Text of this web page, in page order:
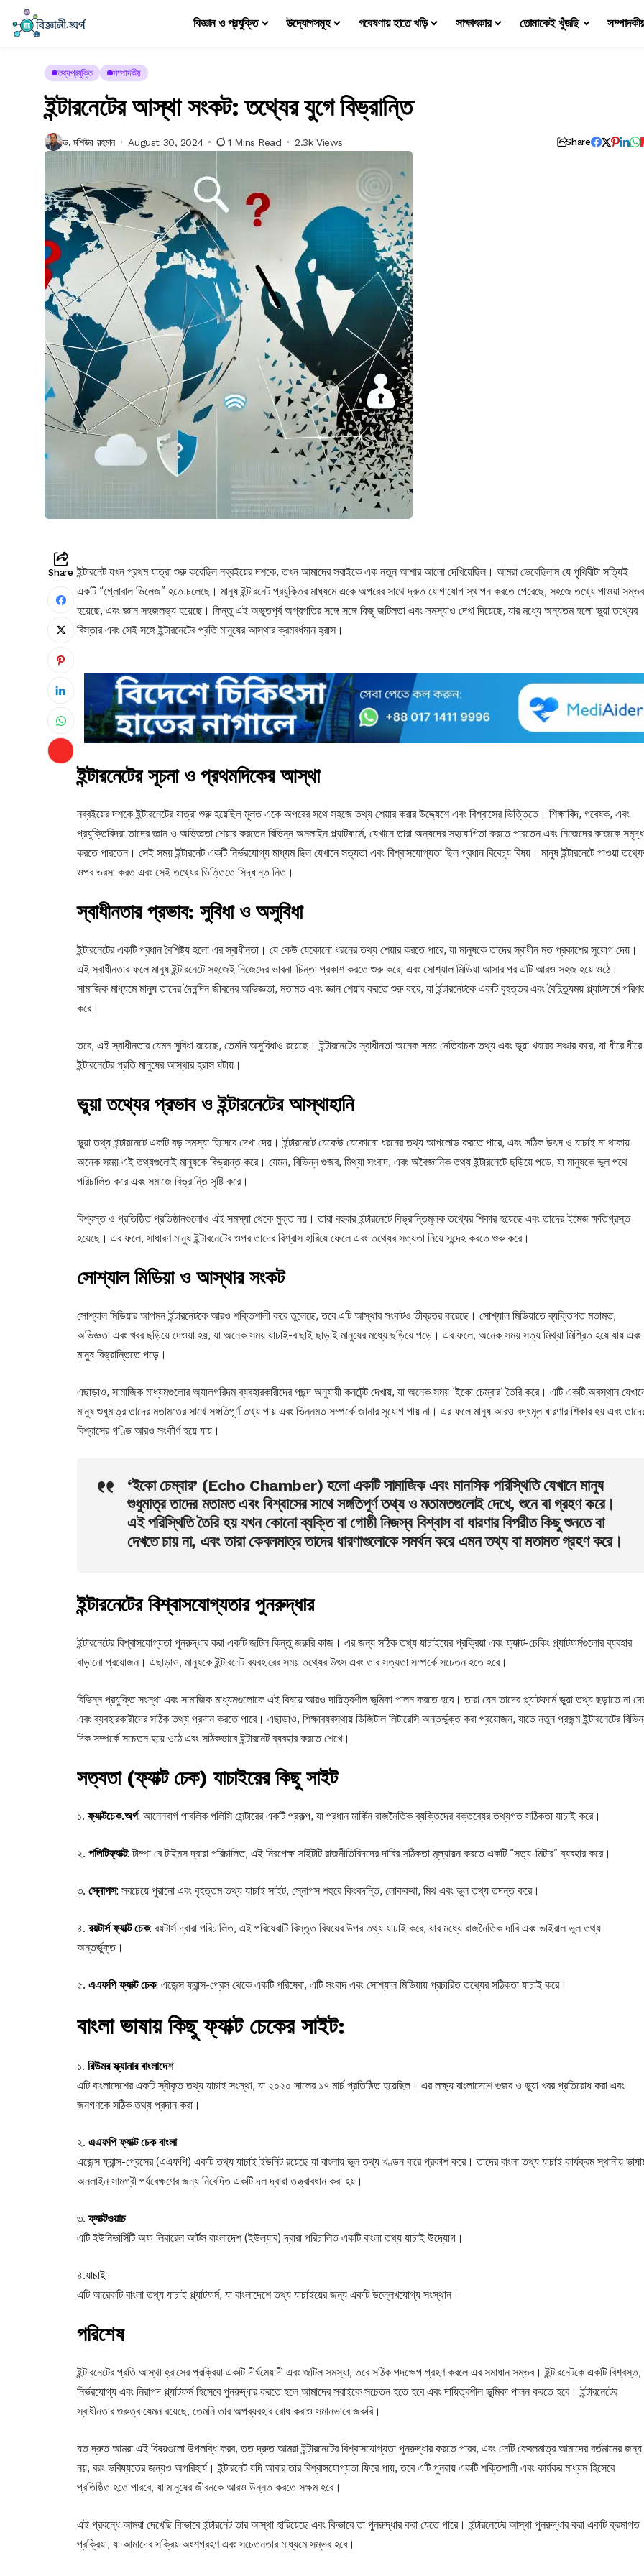
বিজ্ঞান ও প্রযুক্তি উদ্যোগসমূহ গবেষণায় হাতে খড়ি সাক্ষাৎকার তোমাকেই খুঁজছি
তথ্যপ্রযুক্তি সম্পাদকীয়
ইন্টারনেটের আস্থা সংকট: তথ্যের যুগে বিভ্রান্তি
ড. মশিউর রহমান August 30, 2024 1 Mins Read 2.3k Views Share
Share ইন্টারনেট যখন প্রথম যাত্রা শুরু করেছিল নব্বইয়ের দশকে, তখন আমাদের সবাইকে এক নতুন আশার আলো দেখিয়েছিল। আমরা ভেবেছিলাম যে পৃথিবীটা সত্যিই
একটি “গ্লোবাল ভিলেজ” হতে চলেছে। মানুষ ইন্টারনেট প্রযুক্তির মাধ্যমে একে অপরের সাথে দ্রুত যোগাযোগ স্থাপন করতে পেরেছে, সহজে তথ্যে পাওয়া সম্ভব
হয়েছে, এবং জ্ঞান সহজলভ্য হয়েছে। কিন্তু এই অভূতপূর্ব অগ্রগতির সঙ্গে সঙ্গে কিছু জটিলতা এবং সমস্যাও দেখা দিয়েছে, যার মধ্যে অন্যতম হলো ভুয়া তথ্যের
বিস্তার এবং সেই সঙ্গে ইন্টারনেটের প্রতি মানুষের আস্থার ক্রমবর্ধমান হ্রাস।
ইন্টারনেটের সূচনা ও প্রথমদিকের আস্থা
নব্বইয়ের দশকে ইন্টারনেটের যাত্রা শুরু হয়েছিল মূলত একে অপরের সথে সহজে তথ্য শেয়ার করার উদ্দ্যেশে এবং বিশ্বাসের ভিত্তিতে। শিক্ষাবিদ, গবেষক, এবং
প্রযুক্তিবিদরা তাদের জ্ঞান ও অভিজ্ঞতা শেয়ার করতেন বিভিন্ন অনলাইন প্ল্যাটফর্মে, যেখানে তারা অন্যদের সহযোগিতা করতে পারতেন এবং নিজেদের কাজকে সমৃদ্ধ
করতে পারতেন। সেই সময় ইন্টারনেট একটি নির্ভরযোগ্য মাধ্যম ছিল যেখানে সত্যতা এবং বিশ্বাসযোগ্যতা ছিল প্রধান বিবেচ্য বিষয়। মানুষ ইন্টারনেটে পাওয়া
ওপর ভরসা করত এবং সেই তথ্যের ভিত্তিতে সিদ্ধান্ত নিত।
স্বাধীনতার প্রভাব: সুবিধা ও অসুবিধা
ইন্টারনেটের একটি প্রধান বৈশিষ্ট্য হলো এর স্বাধীনতা। যে কেউ যেকোনো ধরনের তথ্য শেয়ার করতে পারে, যা মানুষকে তাদের স্বাধীন মত প্রকাশের সুযোগ দেয়।
এই স্বাধীনতার ফলে মানুষ ইন্টারনেটে সহজেই নিজেদের ভাবনা-চিন্তা প্রকাশ করতে শুরু করে, এবং সোশ্যাল মিডিয়া আসার পর এটি আরও সহজ হয়ে ওঠে।
সামাজিক মাধ্যমে মানুষ তাদের দৈনন্দিন জীবনের অভিজ্ঞতা, মতামত এবং জ্ঞান শেয়ার করতে শুরু করে, যা ইন্টারনেটকে একটি বৃহত্তর এবং বৈচিত্র্যময় প্ল্যাটফর্মে
করে।
তবে, এই স্বাধীনতার যেমন সুবিধা রয়েছে, তেমনি অসুবিধাও রয়েছে। ইন্টারনেটের স্বাধীনতা অনেক সময় নেতিবাচক তথ্য এবং ভূয়া খবরের সঞ্চার করে, যা ধীরে ধীরে
ইন্টারনেটের প্রতি মানুষের আস্থার হ্রাস ঘটায়।
ভুয়া তথ্যের প্রভাব ও ইন্টারনেটের আস্থাহানি
ভুয়া তথ্য ইন্টারনেটে একটি বড় সমস্যা হিসেবে দেখা দেয়। ইন্টারনেটে যেকেউ যেকোনো ধরনের তথ্য আপলোড করতে পারে, এবং সঠিক উৎস ও যাচাই না থাকায়
অনেক সময় এই তথ্যগুলোই মানুষকে বিভ্রান্ত করে। যেমন, বিভিন্ন গুজব, মিথ্যা সংবাদ, এবং অবৈজ্ঞানিক তথ্য ইন্টারনেটে ছড়িয়ে পড়ে, যা মানুষকে ভুল পথে
পরিচালিত করে এবং সমাজে বিভ্রান্তি সৃষ্টি করে।
বিশ্বস্ত ও প্রতিষ্ঠিত প্রতিষ্ঠানগুলোও এই সমস্যা থেকে মুক্ত নয়। তারা বহুবার ইন্টারনেটে বিভ্রান্তিমূলক তথ্যের শিকার হয়েছে এবং তাদের ইমেজ ক্ষতিগ্রস্ত
হয়েছে। এর ফলে, সাধারণ মানুষ ইন্টারনেটের ওপর তাদের বিশ্বাস হারিয়ে ফেলে এবং তথ্যের সত্যতা নিয়ে সন্দেহ করতে শুরু করে।
সোশ্যাল মিডিয়া ও আস্থার সংকট
সোশ্যাল মিডিয়ার আগমন ইন্টারনেটকে আরও শক্তিশালী করে তুলেছে, তবে এটি আস্থার সংকটও তীব্রতর করেছে। সোশ্যাল মিডিয়াতে ব্যক্তিগত মতামত,
অভিজ্ঞতা এবং খবর ছড়িয়ে দেওয়া হয়, যা অনেক সময় যাচাই-বাছাই ছাড়াই মানুষের মধ্যে ছড়িয়ে পড়ে। এর ফলে, অনেক সময় সত্য মিথ্যা মিশ্রিত হয়ে যায় এবং
মানুষ বিভ্রান্তিতে পড়ে।
এছাড়াও, সামাজিক মাধ্যমগুলোর অ্যালগরিদম ব্যবহারকারীদের পছন্দ অনুযায়ী কনটেন্ট দেখায়, যা অনেক সময় ‘ইকো চেম্বার’ তৈরি করে। এটি একটি অবস্থান
মানুষ শুধুমাত্র তাদের মতামতের সাথে সঙ্গতিপূর্ণ তথ্য পায় এবং ভিন্নমত সম্পর্কে জানার সুযোগ পায় না। এর ফলে মানুষ আরও বদ্ধমূল ধারণার শিকার হয় এবং
বিশ্বাসের গণ্ডি আরও সংকীর্ণ হয়ে যায়।
‘ইকো চেম্বার’ (Echo Chamber) হলো একটি সামাজিক এবং মানসিক পরিস্থিতি যেখানে মানুষ
শুধুমাত্র তাদের মতামত এবং বিশ্বাসের সাথে সঙ্গতিপূর্ণ তথ্য ও মতামতগুলোই দেখে, শুনে বা গ্রহণ করে।
এই পরিস্থিতি তৈরি হয় যখন কোনো ব্যক্তি বা গোষ্ঠী নিজস্ব বিশ্বাস বা ধারণার বিপরীত কিছু শুনতে বা
দেখতে চায় না, এবং তারা কেবলমাত্র তাদের ধারণাগুলোকে সমর্থন করে এমন তথ্য বা মতামত গ্রহণ করে।
ইন্টারনেটের বিশ্বাসযোগ্যতার পুনরুদ্ধার
ইন্টারনেটের বিশ্বাসযোগ্যতা পুনরুদ্ধার করা একটি জটিল কিন্তু জরুরি কাজ। এর জন্য সঠিক তথ্য যাচাইয়ের প্রক্রিয়া এবং ফ্যাক্ট-চেকিং প্ল্যাটফর্মগুলোর ব্যবহার
বাড়ানো প্রয়োজন। এছাড়াও, মানুষকে ইন্টারনেট ব্যবহারের সময় তথ্যের উৎস এবং তার সত্যতা সম্পর্কে সচেতন হতে হবে।
বিভিন্ন প্রযুক্তি সংস্থা এবং সামাজিক মাধ্যমগুলোকে এই বিষয়ে আরও দায়িত্বশীল ভূমিকা পালন করতে হবে। তারা যেন তাদের প্ল্যাটফর্মে ভুয়া তথ্য ছড়াতে না
এবং ব্যবহারকারীদের সঠিক তথ্য প্রদান করতে পারে। এছাড়াও, শিক্ষাব্যবস্থায় ডিজিটাল লিটারেসি অন্তর্ভুক্ত করা প্রয়োজন, যাতে নতুন প্রজন্ম ইন্টারনেটের
দিক সম্পর্কে সচেতন হয়ে ওঠে এবং সঠিকভাবে ইন্টারনেট ব্যবহার করতে শেখে।
সত্যতা (ফ্যাক্ট চেক) যাচাইয়ের কিছু সাইট
১.ফ্যাক্টচেক.অর্গ: আনেনবার্গ পাবলিক পলিসি সেন্টারের একটি প্রকল্প, যা প্রধান মার্কিন রাজনৈতিক ব্যক্তিদের বক্তব্যের তথ্যগত সঠিকতা যাচাই করে।
২. পলিটিফ্যাক্ট:টাম্পা বে টাইমস দ্বারা পরিচালিত, এই নিরপেক্ষ সাইটটি রাজনীতিবিদদের দাবির সঠিকতা মূল্যায়ন করতে একটি “সত্য-মিটার” ব্যবহার করে।
৩. স্নোপস: সবচেয়ে পুরানো এবং বৃহত্তম তথ্য যাচাই সাইট, স্নোপস শহুরে কিংবদন্তি, লোককথা, মিথ এবং ভুল তথ্য তদন্ত করে।
৪. রয়টার্স ফ্যাক্ট চেক: রয়টার্স দ্বারা পরিচালিত, এই পরিষেবাটি বিস্তৃত বিষয়ের উপর তথ্য যাচাই করে, যার মধ্যে রাজনৈতিক দাবি এবং ভাইরাল ভুল তথ্য
অন্তর্ভুক্ত।
৫. এএফপি ফ্যাক্ট চেক: এজেন্স ফ্রান্স-প্রেস থেকে একটি পরিষেবা, এটি সংবাদ এবং সোশ্যাল মিডিয়ায় প্রচারিত তথ্যের সঠিকতা যাচাই করে।
বাংলা ভাষায় কিছু ফ্যাক্ট চেকের সাইট:
১. রিউমর স্ক্যানার বাংলাদেশ
এটি বাংলাদেশের একটি স্বীকৃত তথ্য যাচাই সংস্থা, যা ২০২০ সালের ১৭ মার্চ প্রতিষ্ঠিত হয়েছিল। এর লক্ষ্য বাংলাদেশে গুজব ও ভুয়া খবর প্রতিরোধ করা এবং
জনগণকে সঠিক তথ্য প্রদান করা।
২. এএফপি ফ্যাক্ট চেক বাংলা
এজেন্স ফ্রান্স-প্রেসের (এএফপি) একটি তথ্য যাচাই ইউনিট রয়েছে যা বাংলায় ভুল তথ্য খণ্ডন করে প্রকাশ করে। তাদের বাংলা তথ্য যাচাই কার্যক্রম স্থানীয়
অনলাইন সামগ্রী পর্যবেক্ষণের জন্য নিবেদিত একটি দল দ্বারা তত্ত্বাবধান করা হয়।
৩.ফ্যাক্টওয়াচ
এটি ইউনিভার্সিটি অফ লিবারেল আর্টস বাংলাদেশ (ইউল্যাব) দ্বারা পরিচালিত একটি বাংলা তথ্য যাচাই উদ্যোগ।
৪.যাচাই
এটি আরেকটি বাংলা তথ্য যাচাই প্ল্যাটফর্ম, যা বাংলাদেশে তথ্য যাচাইয়ের জন্য একটি উল্লেখযোগ্য সংস্থান।
পরিশেষ
ইন্টারনেটের প্রতি আস্থা হ্রাসের প্রক্রিয়া একটি দীর্ঘমেয়াদী এবং জটিল সমস্যা, তবে সঠিক পদক্ষেপ গ্রহণ করলে এর সমাধান সম্ভব। ইন্টারনেটকে একটি বিশ্বস্ত,
নির্ভরযোগ্য এবং নিরাপদ প্ল্যাটফর্ম হিসেবে পুনরুদ্ধার করতে হলে আমাদের সবাইকে সচেতন হতে হবে এবং দায়িত্বশীল ভূমিকা পালন করতে হবে। ইন্টারনেটের
স্বাধীনতার গুরুত্ব যেমন রয়েছে, তেমনি তার অপব্যবহার রোধ করাও সমানভাবে জরুরি।
যত দ্রুত আমরা এই বিষয়গুলো উপলব্ধি করব, তত দ্রুত আমরা ইন্টারনেটের বিশ্বাসযোগ্যতা পুনরুদ্ধার করতে পারব, এবং সেটি কেবলমাত্র আমাদের বর্তমানের জন্য
নয়, বরং ভবিষ্যতের জন্যও অপরিহার্য। ইন্টারনেট যদি আবার তার বিশ্বাসযোগ্যতা ফিরে পায়, তবে এটি পুনরায় একটি শক্তিশালী এবং কার্যকর মাধ্যম হিসেবে
প্রতিষ্ঠিত হতে পারবে, যা মানুষের জীবনকে আরও উন্নত করতে সক্ষম হবে।
এই প্রবন্ধে আমরা দেখেছি কিভাবে ইন্টারনেট তার আস্থা হারিয়েছে এবং কিভাবে তা পুনরুদ্ধার করা যেতে পারে। ইন্টারনেটের আস্থা পুনরুদ্ধার করা একটি ক্রমাগত
প্রক্রিয়া, যা আমাদের সক্রিয় অংশগ্রহণ এবং সচেতনতার মাধ্যমে সম্ভব হবে।